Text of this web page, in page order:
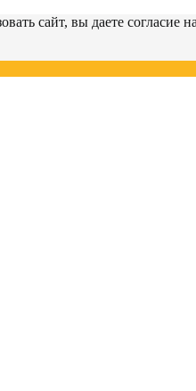
сайт, вы даете согласие